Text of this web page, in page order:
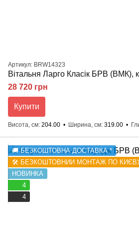
Артикул: BRW14323
Вітальня Ларго Класік
28 720 грн
Купити
Висота, см 204.00 Ширина, см 319.00
🚚 БЕЗКОШТОВНА ДОСТАВКА *
🛠️ БЕЗКОШТОВНИЙ МОНТАЖ ПО
НОВИНКА
4
4